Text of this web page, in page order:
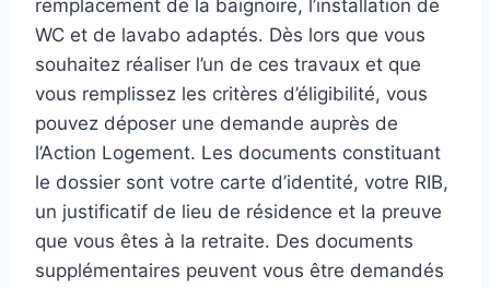
remplacement de la baignoire, l’installation de
WC et de lavabo adaptés. Dès lors que vous
souhaitez réaliser l’un de ces travaux et que
vous remplissez les critères d’éligibilité, vous
pouvez déposer une demande auprès de
l’Action Logement. Les documents constituant
le dossier sont votre carte d’identité, votre RIB,
un justificatif de lieu de résidence et la preuve
que vous êtes à la retraite. Des documents
supplémentaires peuvent vous être demandés